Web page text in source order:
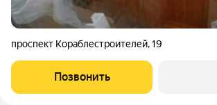
проспект Кораблестроителей,19
Позвонить